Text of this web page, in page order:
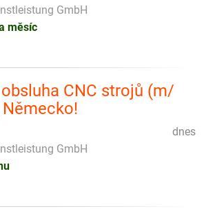
GmbH
měsíc
CNC strojů (m/
dnes
GmbH